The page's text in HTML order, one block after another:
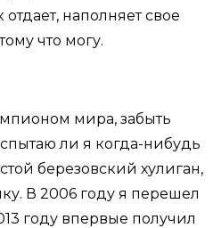
наполняет свое
что могу.
мира, забыть
ли я когда-нибудь
березовский хулиган,
В 2006 году я перешел
году впервые получил